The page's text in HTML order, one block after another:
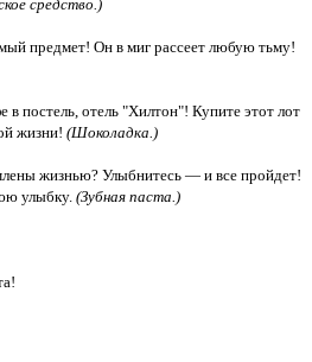
средство.)
предмет! Он в миг рассеет любую тьму!
в постель, отель "Хилтон"! Купите этот лот
жизни! (Шоколадка.)
жизнью? Улыбнитесь — и все пройдет!
улыбку. (Зубная паста.)